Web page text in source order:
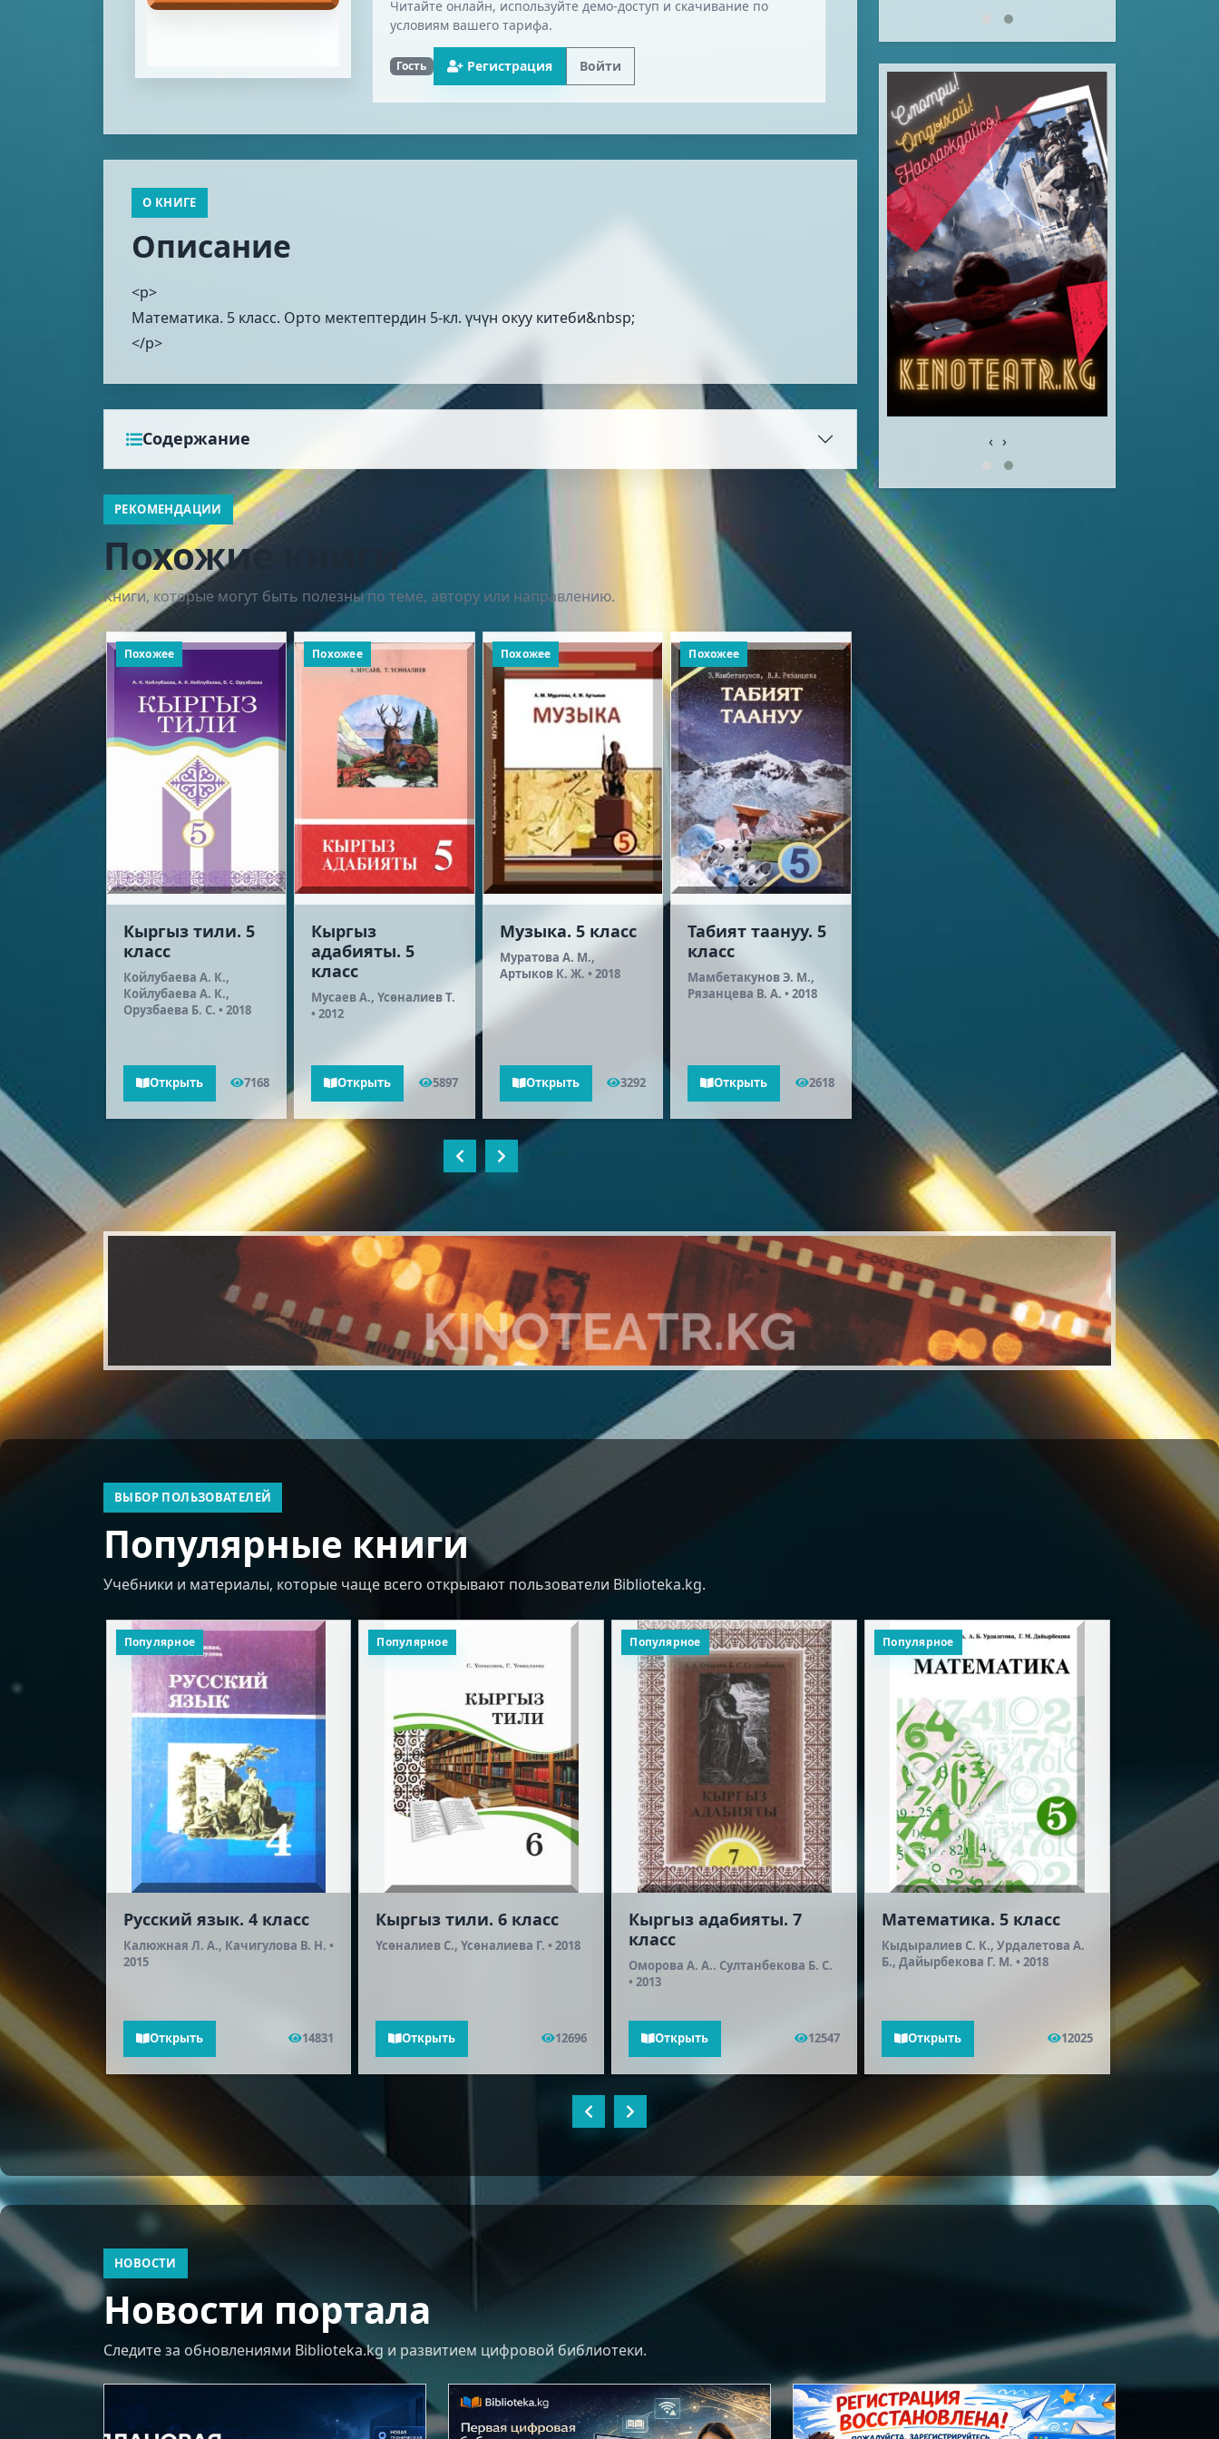
Читайте онлайн, используйте демо-доступ и скачивание по
условиям вашего тарифа.
Гость Регистрация Войти
О КНИГЕ
Описание
<p>
Математика. 5 класс. Орто мектептердин 5-кл. үчүн окуу китеби&nbsp;
</p>
Содержание
РЕКОМЕНДАЦИИ
Похожие книги
Книги, которые могут быть полезны по теме, автору или направлению.
Похожее
Кыргыз тили. 5
класс
Койлубаева А. К.,
Койлубаева А. К.,
Орузбаева Б. С. • 2018
Открыть 7168
Похожее
Кыргыз
адабияты. 5
класс
Мусаев А., Үсөналиев Т.
• 2012
Открыть 5897
Похожее
Музыка. 5 класс
Муратова А. М.,
Артыков К. Ж. • 2018
Открыть 3292
Похожее
Табият таануу. 5
класс
Мамбетакунов Э. М.,
Рязанцева В. А. • 2018
Открыть 2618 Открыть
Көркөм өнөр. 5
класс
Акматов Д. А.,
Орозобаев А. К. • 2018
Открыть 1851
‹ ›
ВЫБОР ПОЛЬЗОВАТЕЛЕЙ
Популярные книги
Учебники и материалы, которые чаще всего открывают пользователи Biblioteka.kg.
18563
Популярное
Русский язык. 4 класс
Калюжная Л. А., Качигулова В. Н. •
2015
Открыть 14831
Популярное
Кыргыз тили. 6 класс
Үсөналиев С., Үсөналиева Г. • 2018
Открыть 12696
Популярное
Кыргыз адабияты. 7
класс
Оморова А. А.. Султанбекова Б. С.
• 2013
Открыть 12547
Популярное
Математика. 5 класс
Кыдыралиев С. К., Урдалетова А.
Б., Дайырбекова Г. М. • 2018
Открыть 12025
Кыргыз
Муратов А.
А., Акматов
НОВОСТИ
Новости портала
Следите за обновлениями Biblioteka.kg и развитием цифровой библиотеки.